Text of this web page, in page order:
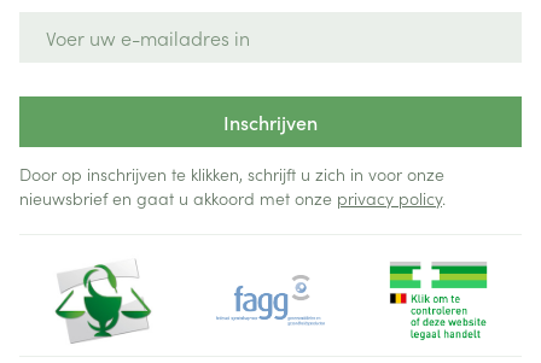
Inschrijven
Door op inschrijven te klikken, schrijft u zich in voor onze
nieuwsbrief en gaat u akkoord met onze privacy policy.